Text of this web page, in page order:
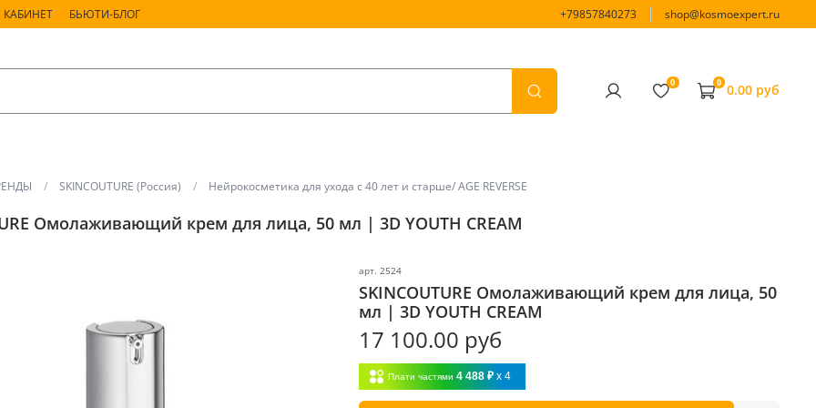
БЬЮТИ-БЛОГ +79857840273 shop@kosmoexpert.ru
0 0 0.00 руб
SKINCOUTURE (Россия) Нейрокосметика для ухода с 40 лет и старше/ AGE REVERSE
Омолаживающий крем для лица, 50 мл | 3D YOUTH СREAM
арт. 2524
SKINCOUTURE Омолаживающий крем для лица, 50
мл | 3D YOUTH СREAM
17 100.00 руб
Плати частями 4 488 ₽ x 4